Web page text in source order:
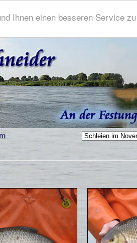
Ihnen einen besseren Service